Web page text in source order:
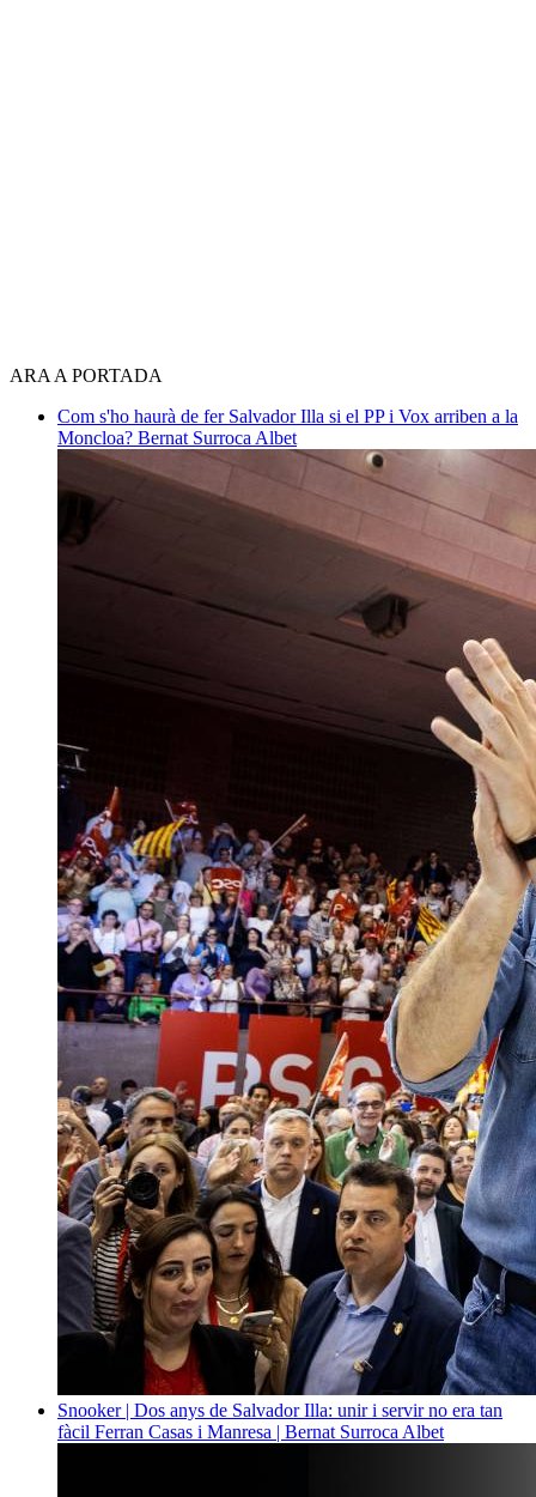
ARA A PORTADA
Com s'ho haurà de fer Salvador Illa si el PP i Vox arriben a la
Moncloa? Bernat Surroca Albet
Snooker | Dos anys de Salvador Illa: unir i servir no era tan
fàcil Ferran Casas i Manresa | Bernat Surroca Albet